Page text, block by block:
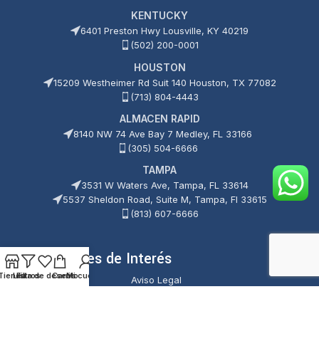
KENTUCKY
6401 Preston Hwy Lousville, KY 40219
(502) 200-0001
HOUSTON
15209 Westheimer Rd Suit 140 Houston, TX 77082
(713) 804-4443
ALMACEN RAPID
8140 NW 74 Ave Bay 7 Medley, FL 33166
(305) 504-6666
TAMPA
3531 W Waters Ave, Tampa, FL 33614
5537 Sheldon Road, Suite M, Tampa, Fl 33615
(813) 607-6666
Enlaces de Interés
Aviso Legal
Filtros
Lista de deseos
CarritoMi cuenta